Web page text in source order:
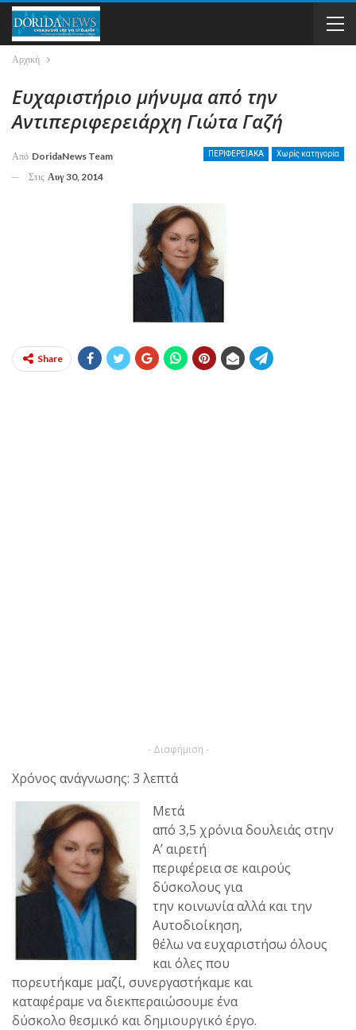
Αρχική
Ευχαριστήριο μήνυμα από την
Αντιπεριφερειάρχη Γιώτα Γαζή
ΠΕΡΙΦΕΡΕΙΑΚΑ Χωρίς κατηγορία
Από DoridaNews Team
Στις Αυγ 30, 2014
Share
- Διαφήμιση -
Χρόνος ανάγνωσης: 3 λεπτά
Μετά
από 3,5 χρόνια δουλειάς στην
Α’ αιρετή
περιφέρεια σε καιρούς
δύσκολους για
την κοινωνία αλλά και την
Αυτοδιοίκηση,
θέλω να ευχαριστήσω όλους
και όλες που
πορευτήκαμε μαζί, συνεργαστήκαμε και
καταφέραμε να διεκπεραιώσουμε ένα
δύσκολο θεσμικό και δημιουργικό έργο.